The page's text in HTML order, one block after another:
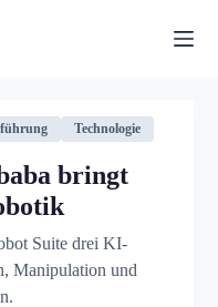
Technologie
bringt
Suite drei KI-
Manipulation und